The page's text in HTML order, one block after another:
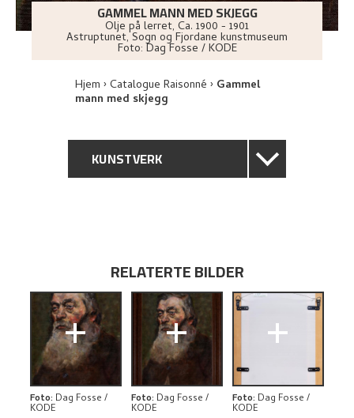
GAMMEL MANN MED SKJEGG
Olje på lerret, Ca. 1900 - 1901
Astruptunet, Sogn og Fjordane kunstmuseum
Foto:Dag Fosse / KODE
Hjem Catalogue Raisonné Gammel
mann med skjegg
KUNSTVERK
PROVENIENS
UTSTILLINGSHISTORIE
BIBLIOGRAFI
RELATERTE KUNSTVERK
RELATERTE BILDER
+
Foto: Dag Fosse /
KODE
+
Foto: Dag Fosse /
KODE
+
Foto: Dag Fosse /
KODE